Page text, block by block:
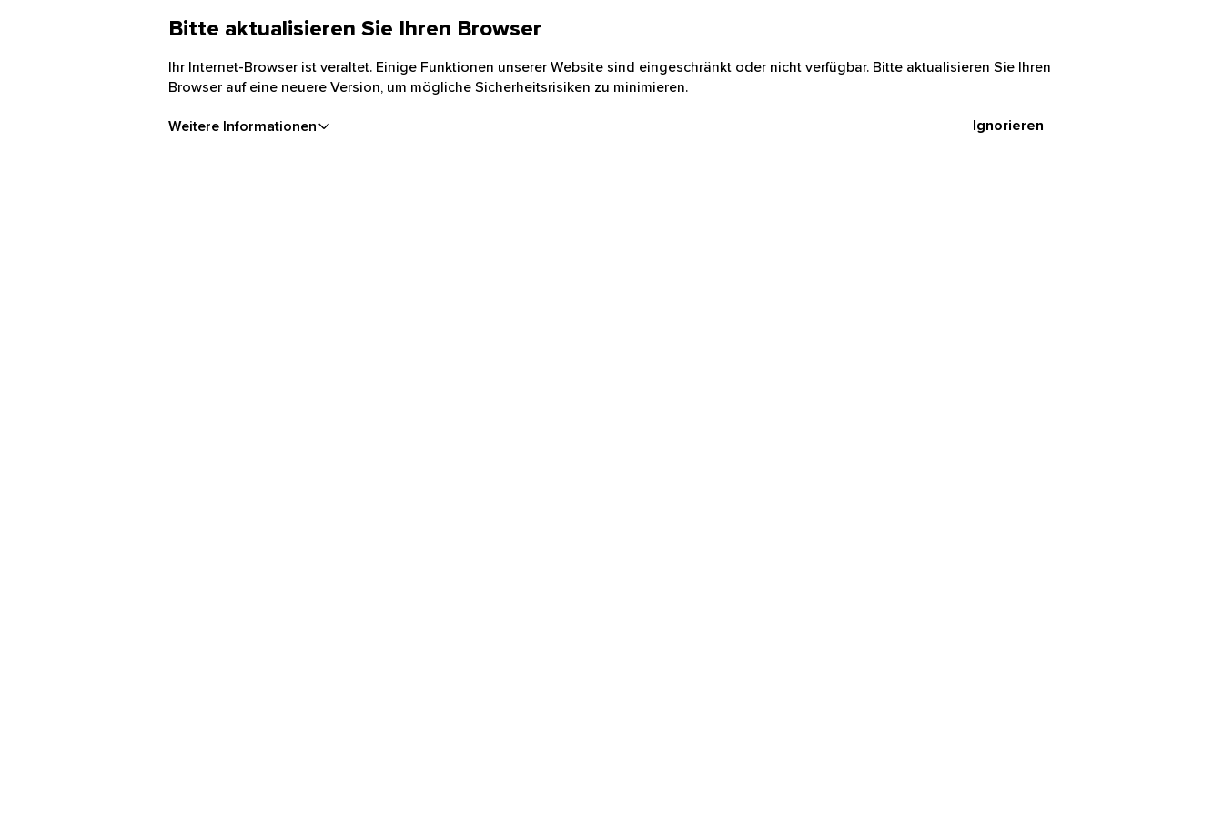
Bitte aktualisieren Sie Ihren Browser
Ihr Internet-Browser ist veraltet. Einige Funktionen unserer Website sind eingeschränkt oder nicht verfügbar. Bitte aktualisieren Sie Ihren
Browser auf eine neuere Version, um mögliche Sicherheitsrisiken zu minimieren.
Weitere Informationen Ignorieren